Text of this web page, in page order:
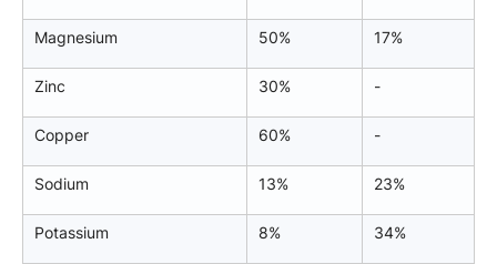
Magnesium 50% 17%
Zinc 30% -
Copper 60% -
Sodium 13% 23%
Potassium 8% 34%